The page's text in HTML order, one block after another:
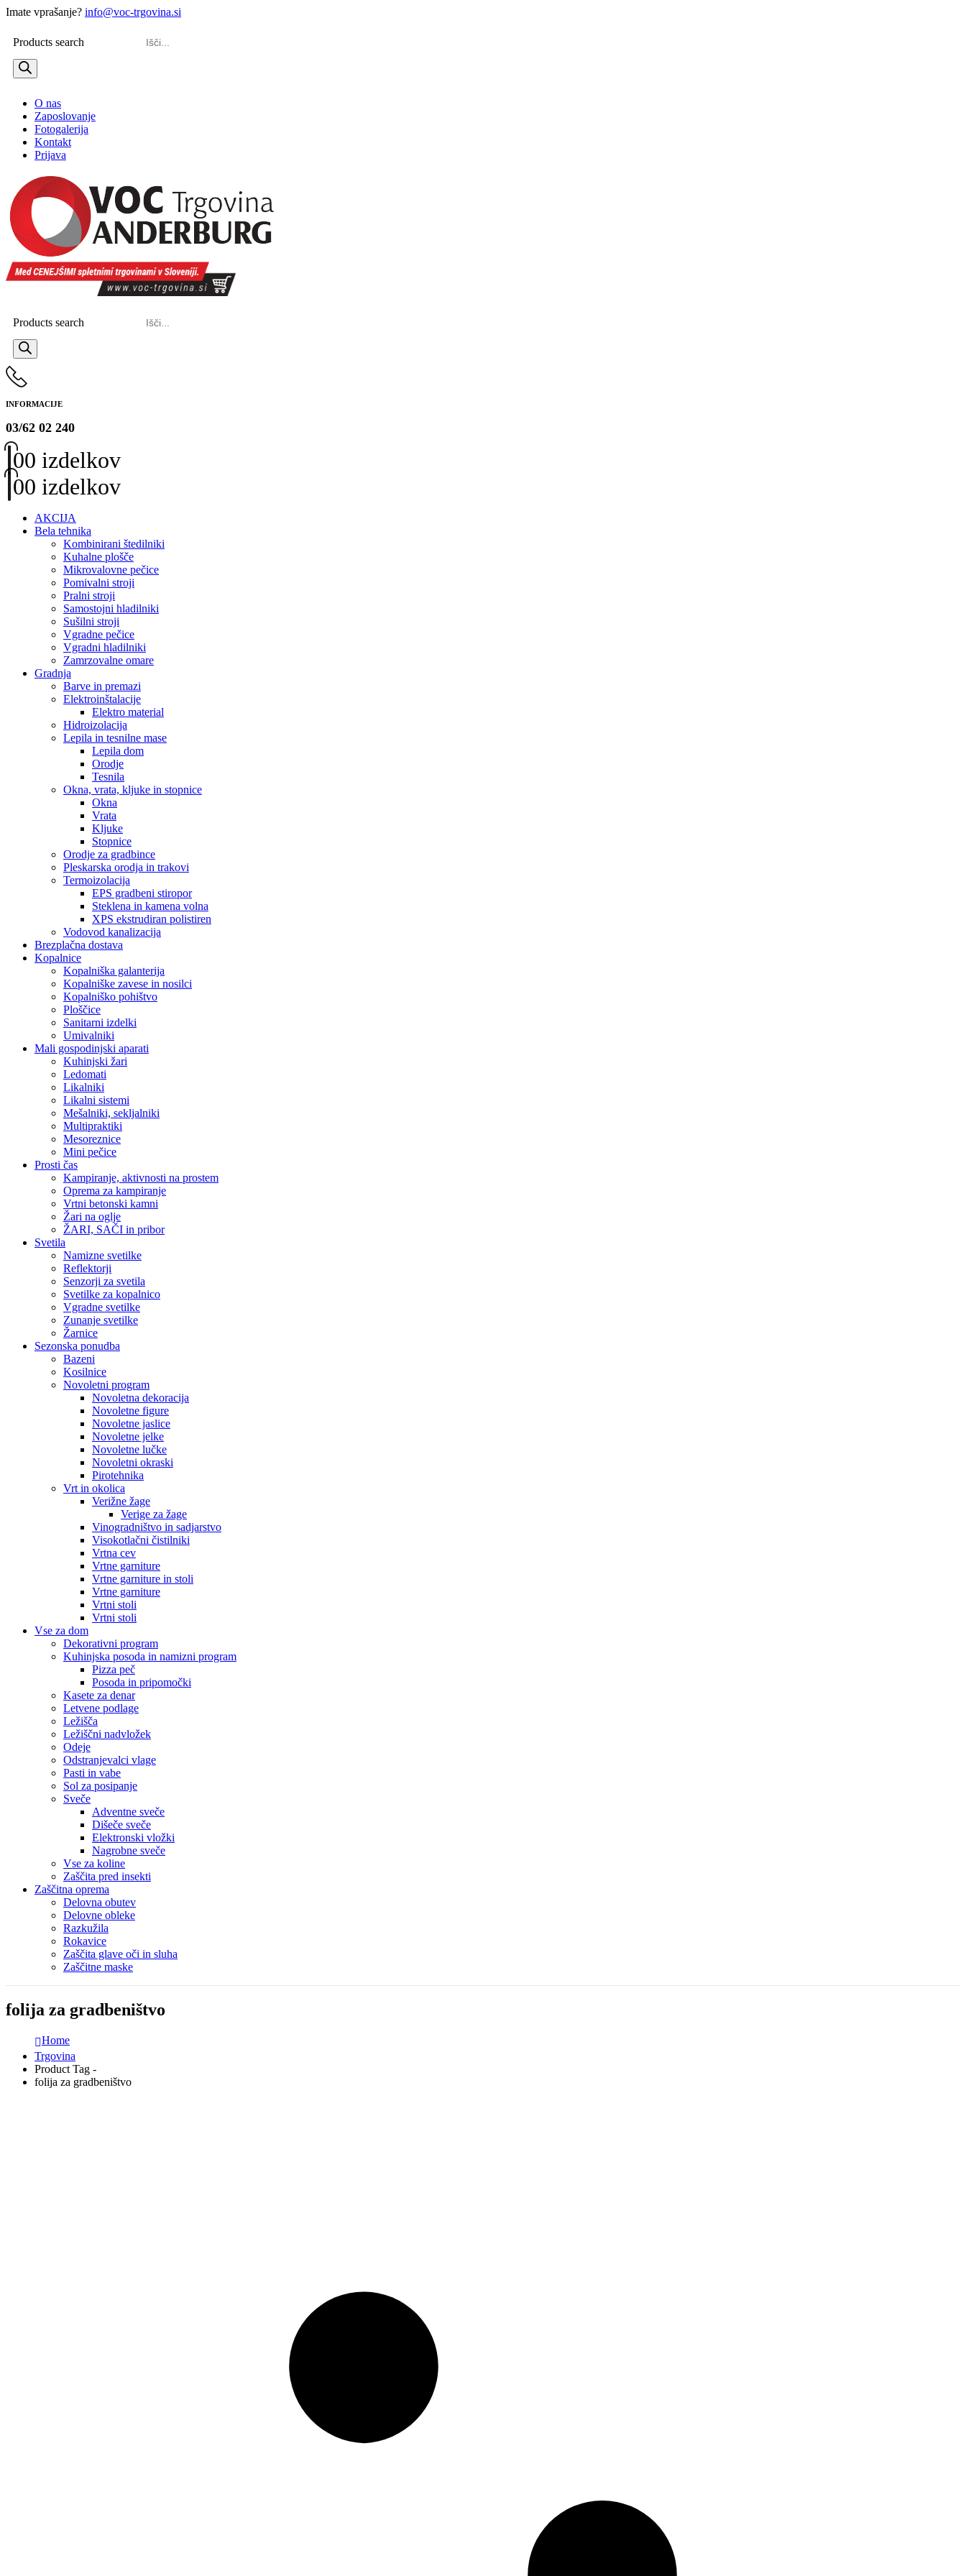
Imate vprašanje? info@voc-trgovina.si
Products search
O nas
Zaposlovanje
Fotogalerija
Kontakt
Prijava
Products search
INFORMACIJE
03/62 02 240
00 izdelkov
00 izdelkov
AKCIJA
Bela tehnika
Kombinirani štedilniki
Kuhalne plošče
Mikrovalovne pečice
Pomivalni stroji
Pralni stroji
Samostojni hladilniki
Sušilni stroji
Vgradne pečice
Vgradni hladilniki
Zamrzovalne omare
Gradnja
Barve in premazi
Elektroinštalacije
Elektro material
Hidroizolacija
Lepila in tesnilne mase
Lepila dom
Orodje
Tesnila
Okna, vrata, kljuke in stopnice
Okna
Vrata
Kljuke
Stopnice
Orodje za gradbince
Pleskarska orodja in trakovi
Termoizolacija
EPS gradbeni stiropor
Steklena in kamena volna
XPS ekstrudiran polistiren
Vodovod kanalizacija
Brezplačna dostava
Kopalnice
Kopalniška galanterija
Kopalniške zavese in nosilci
Kopalniško pohištvo
Ploščice
Sanitarni izdelki
Umivalniki
Mali gospodinjski aparati
Kuhinjski žari
Ledomati
Likalniki
Likalni sistemi
Mešalniki, sekljalniki
Multipraktiki
Mesoreznice
Mini pečice
Prosti čas
Kampiranje, aktivnosti na prostem
Oprema za kampiranje
Vrtni betonski kamni
Žari na oglje
ŽARI, SAČI in pribor
Svetila
Namizne svetilke
Reflektorji
Senzorji za svetila
Svetilke za kopalnico
Vgradne svetilke
Zunanje svetilke
Žarnice
Sezonska ponudba
Bazeni
Kosilnice
Novoletni program
Novoletna dekoracija
Novoletne figure
Novoletne jaslice
Novoletne jelke
Novoletne lučke
Novoletni okraski
Pirotehnika
Vrt in okolica
Verižne žage
Verige za žage
Vinogradništvo in sadjarstvo
Visokotlačni čistilniki
Vrtna cev
Vrtne garniture
Vrtne garniture in stoli
Vrtne garniture
Vrtni stoli
Vrtni stoli
Vse za dom
Dekorativni program
Kuhinjska posoda in namizni program
Pizza peč
Posoda in pripomočki
Kasete za denar
Letvene podlage
Ležišča
Ležiščni nadvložek
Odeje
Odstranjevalci vlage
Pasti in vabe
Sol za posipanje
Sveče
Adventne sveče
Dišeče sveče
Elektronski vložki
Nagrobne sveče
Vse za koline
Zaščita pred insekti
Zaščitna oprema
Delovna obutev
Delovne obleke
Razkužila
Rokavice
Zaščita glave oči in sluha
Zaščitne maske
folija za gradbeništvo
Home
Trgovina
Product Tag -
folija za gradbeništvo